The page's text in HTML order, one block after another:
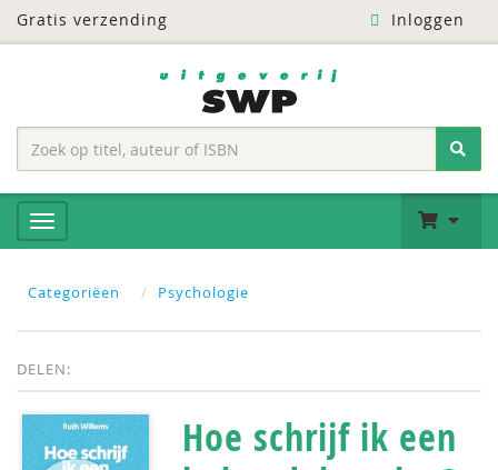
Gratis verzending Inloggen
Categoriëen Psychologie
DELEN:
Hoe schrijf ik een